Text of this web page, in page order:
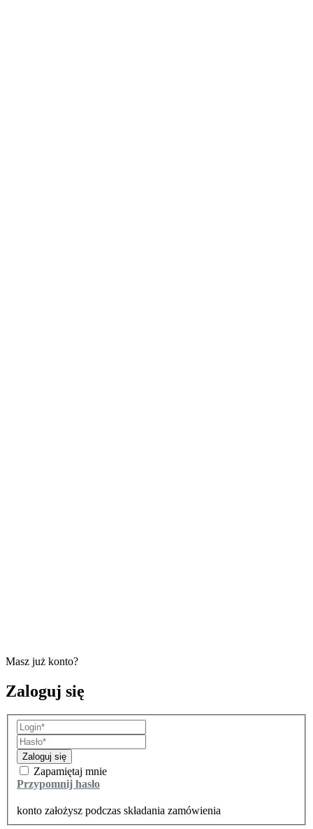
Masz już konto?
Zaloguj się
Zaloguj się
Zapamiętaj mnie
Przypomnij hasło